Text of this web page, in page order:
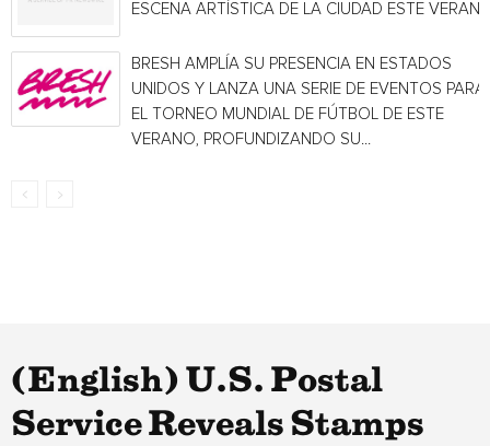
ESCENA ARTÍSTICA DE LA CIUDAD ESTE
BRESH AMPLÍA SU PRESENCIA EN ESTADOS
UNIDOS Y LANZA UNA SERIE DE EVENTOS PARA
EL TORNEO MUNDIAL DE FÚTBOL DE ESTE
VERANO, PROFUNDIZANDO SU...
(English) U.S. Postal
Service Reveals Stamps